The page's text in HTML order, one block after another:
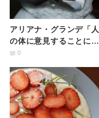
アリアナ・グランデ「人
の体に意見することにも
っと抵抗感を持って」発
す可能性
0